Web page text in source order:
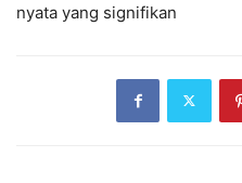
nyata yang signifikan